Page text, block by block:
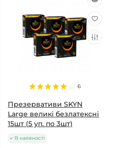
6
Презервативи SKYN
Large великі безлатексні
15шт (5 уп. по 3шт)
В наявності